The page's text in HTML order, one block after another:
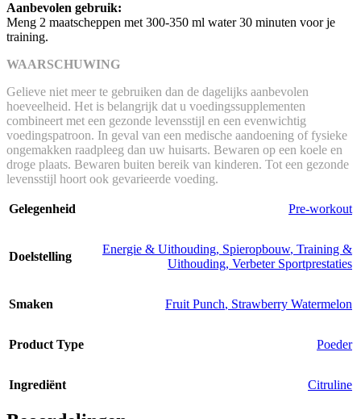
Aanbevolen gebruik:
Meng 2 maatscheppen met 300-350 ml water 30 minuten voor je
training.
WAARSCHUWING
Gelieve niet meer te gebruiken dan de dagelijks aanbevolen
hoeveelheid. Het is belangrijk dat u voedingssupplementen
combineert met een gezonde levensstijl en een evenwichtig
voedingspatroon. In geval van een medische aandoening of fysieke
ongemakken raadpleeg dan uw huisarts. Bewaren op een koele en
droge plaats. Bewaren buiten bereik van kinderen. Tot een gezonde
levensstijl hoort ook gevarieerde voeding.
Gelegenheid Pre-workout
Doelstelling
Energie & Uithouding, Spieropbouw, Training &
Uithouding, Verbeter Sportprestaties
Smaken Fruit Punch, Strawberry Watermelon
Product Type Poeder
Ingrediënt Citruline